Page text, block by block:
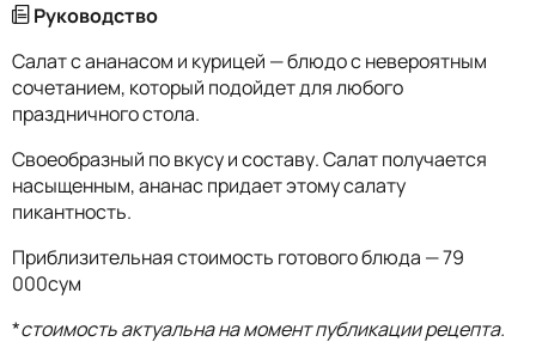
Руководство
Салат с ананасом и курицей — блюдо с невероятным
сочетанием, который подойдет для любого
праздничного стола.
Своеобразный по вкусу и составу. Салат получается
насыщенным, ананас придает этому салату
пикантность.
Приблизительная стоимость готового блюда — 79
000сум
*стоимость актуальна на момент публикации рецепта.